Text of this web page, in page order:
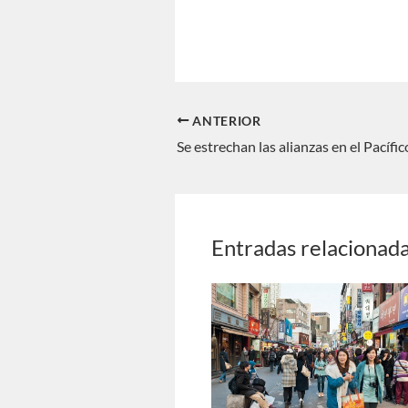
ANTERIOR
Se estrechan las alianzas en el
Entradas